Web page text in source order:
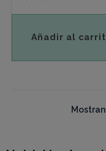
Añadir al